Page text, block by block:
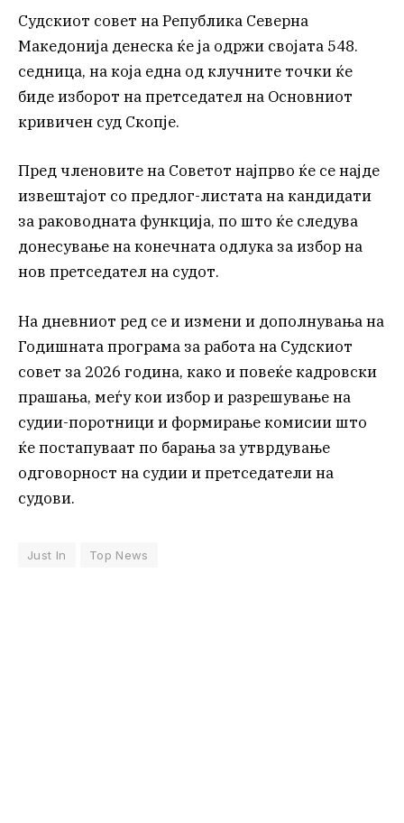
Судскиот совет на Република Северна
Македонија денеска ќе ја одржи својата 548.
седница, на која една од клучните точки ќе
биде изборот на претседател на Основниот
кривичен суд Скопје.
Пред членовите на Советот најпрво ќе се најде
извештајот со предлог-листата на кандидати
за раководната функција, по што ќе следува
донесување на конечната одлука за избор на
нов претседател на судот.
На дневниот ред се и измени и дополнувања на
Годишната програма за работа на Судскиот
совет за 2026 година, како и повеќе кадровски
прашања, меѓу кои избор и разрешување на
судии-поротници и формирање комисии што
ќе постапуваат по барања за утврдување
одговорност на судии и претседатели на
судови.
Just In Top News